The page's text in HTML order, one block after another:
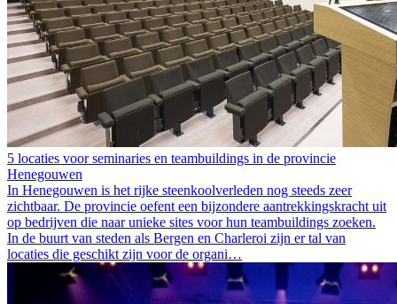
5 locaties voor seminaries en teambuildings in de provincie
Henegouwen
In Henegouwen is het rijke steenkoolverleden nog steeds zeer
zichtbaar. De provincie oefent een bijzondere aantrekkingskracht uit
op bedrijven die naar unieke sites voor hun teambuildings zoeken.
In de buurt van steden als Bergen en Charleroi zijn er tal van
locaties die geschikt zijn voor de organi…